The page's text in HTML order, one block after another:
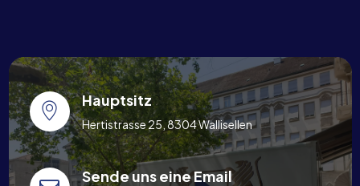
Hauptsitz
Hertistrasse 25, 8304 Wallisellen
Sende uns eine Email